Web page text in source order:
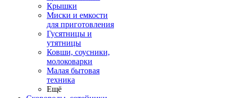
Крышки
Миски и емкости
для приготовления
Гусятницы и
утятницы
Ковши, соусники,
молоковарки
Малая бытовая
техника
Ещё